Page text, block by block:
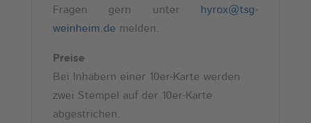
Fragen gern unter
hyrox@tsg-
weinheim.de melden.
Preise
Bei Inhabern einer 10er-Karte werden
zwei Stempel auf der 10er-Karte
abgestrichen.